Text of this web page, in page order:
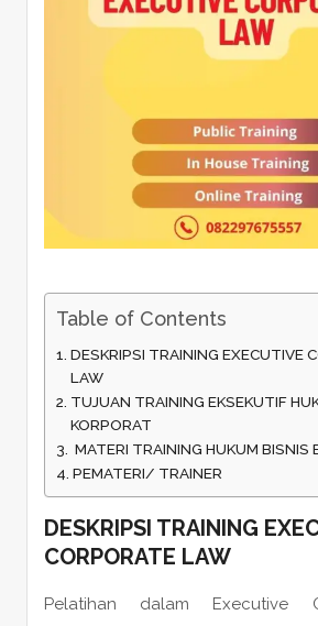
Table of Contents
DESKRIPSI TRAINING EXECUTIVE
LAW
TUJUAN TRAINING EKSEKUTIF
KORPORAT
MATERI TRAINING HUKUM BISNIS
PEMATERI/ TRAINER
DESKRIPSI TRAINING
CORPORATE LAW
Pelatihan dalam Executive